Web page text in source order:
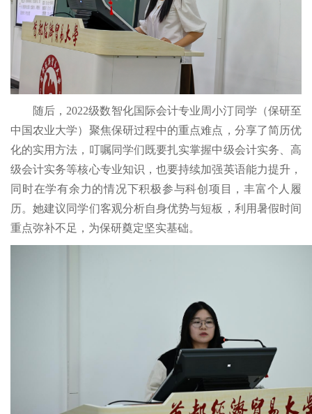
随后，2022级数智化国际会计专业周小汀同学（保研至
中国农业大学）聚焦保研过程中的重点难点，分享了简历优
化的实用方法，叮嘱同学们既要扎实掌握中级会计实务、高
级会计实务等核心专业知识，也要持续加强英语能力提升，
同时在学有余力的情况下积极参与科创项目，丰富个人履
历。她建议同学们客观分析自身优势与短板，利用暑假时间
重点弥补不足，为保研奠定坚实基础。